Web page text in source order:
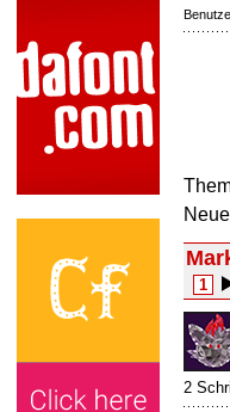
1
2